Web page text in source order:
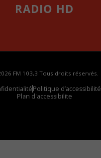
RADIO HD
FM 103,3 Tous droits réservés.
Politique d’accessibilité
Plan d'accessibilite